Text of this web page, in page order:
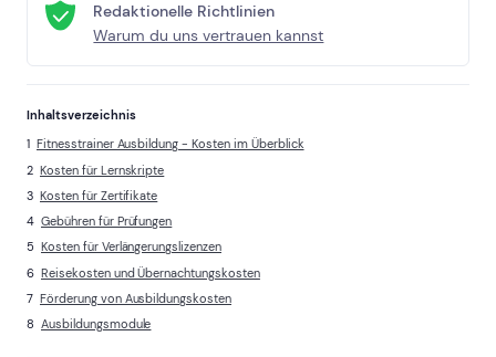
Redaktionelle Richtlinien
Warum du uns vertrauen kannst
Inhaltsverzeichnis
Fitnesstrainer Ausbildung - Kosten im Überblick
Kosten für Lernskripte
Kosten für Zertifikate
Gebühren für Prüfungen
Kosten für Verlängerungslizenzen
Reisekosten und Übernachtungskosten
Förderung von Ausbildungskosten
Ausbildungsmodule